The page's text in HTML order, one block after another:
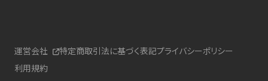
運営会社 特定商取引法に基づく表記プライバシーポリシー
利用規約